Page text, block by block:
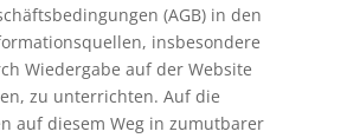
(AGB) in den
insbesondere
Wiedergabe auf der Website
zu unterrichten. Auf die
auf diesem Weg in zumutbarer